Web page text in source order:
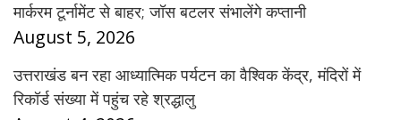
मार्करम टूर्नामेंट से बाहर; जॉस बटलर संभालेंगे कप्तानी
August 5, 2026
उत्तराखंड बन रहा आध्यात्मिक पर्यटन का वैश्विक केंद्र, मंदिरों में
रिकॉर्ड संख्या में पहुंच रहे श्रद्धालु